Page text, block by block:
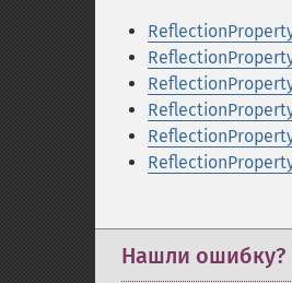
Нашли ошибку?